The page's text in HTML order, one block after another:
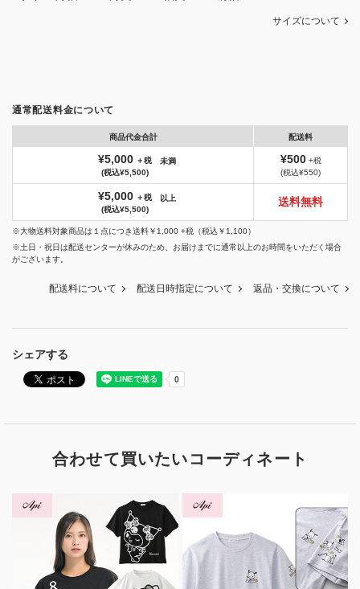
シェアする
サイズについて
通常配送料金について
商品代金合計 配送料
¥5,000 ＋税
(税込¥5,500)
未満 ¥500+税
(税込¥550)
¥5,000 ＋税
(税込¥5,500)
以上 送料無料
※大物送料対象商品は１点につき送料￥1,000 +税（税込￥1,100）
※土日・祝日は配送センターが休みのため、お届けまでに通常以上のお時間をいただく場合
がございます。
配送料について 配送日時指定について 返品・交換について
合わせて買いたいコーディネート